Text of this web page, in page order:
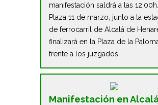
manifestación saldrá a las
Plaza 11 de marzo, junto a la
de ferrocarril de Alcalá de
finalizará en la Plaza de la
frente a los juzgados.
Manifestación en